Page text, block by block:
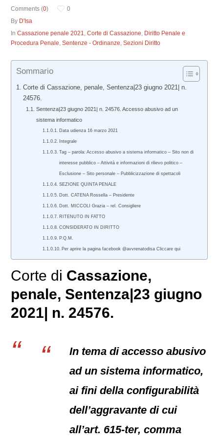
Comments (0)
0
By D'Isa
InCassazione penale 2021,Corte di Cassazione, Diritto Penale e
Procedura Penale,Sentenze - Ordinanze,Sezioni Diritto
Sommario
Corte di Cassazione, penale, Sentenza|23 giugno 2021| n.
24576.
Sentenza|23 giugno 2021| n. 24576. Accesso abusivo ad un
sistema informatico
Data udienza 16 marzo 2021
Integrale
Tag – parola: Accesso abusivo a sistema informatico – Sito non di
interesse pubblico – Attività e informazioni di rilievo politico –
Esclusione – Sito personale – Pubblicizzazione di spettacoli
SEZIONE QUINTA PENALE
Dott. CATENA Rossella – Presidente
Dott. MICCOLI Grazia – rel. Consigliere
RITENUTO IN FATTO
CONSIDERATO IN DIRITTO
P.Q.M.
Per aprire la pagina facebook @avvrenatodisa Cliccare qui
Corte di Cassazione,
penale, Sentenza|23 giugno
2021| n. 24576.
In tema di accesso abusivo
ad un sistema informatico,
ai fini della configurabilità
dell’aggravante di cui
all’art. 615-ter, comma